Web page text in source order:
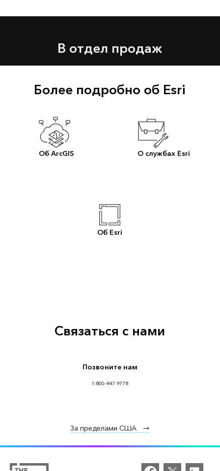
В отдел продаж
Более подробно об Esri
Об ArcGIS О службах Esri
Об Esri
Связаться с нами
Позвоните нам
1-800-447-9778
За пределами США